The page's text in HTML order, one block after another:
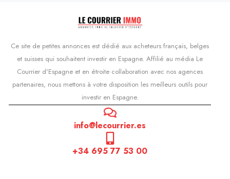
Ce site de petites annonces est dédié aux acheteurs français, belges
et suisses qui souhaitent investir en Espagne. Affilié au média Le
Courrier d'Espagne et en étroite collaboration avec nos agences
partenaires, nous mettons à votre disposition les meilleurs outils pour
investir en Espagne.
info@lecourrier.es
+34 695 77 53 00